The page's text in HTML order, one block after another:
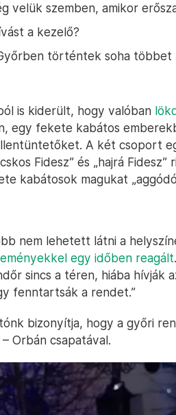
velük szemben, amikor
a kezelő?
történtek soha többet
is kiderült, hogy valóban
egy fekete kabátos
A két csoport
Fidesz” és „hajrá Fidesz”
kabátosok magukat „aggódó
nem lehetett látni a
egy időben reagált
sincs a téren, hiába hívják
fenntartsák a rendet.”
bizonyítja, hogy a győri
Orbán csapatával.